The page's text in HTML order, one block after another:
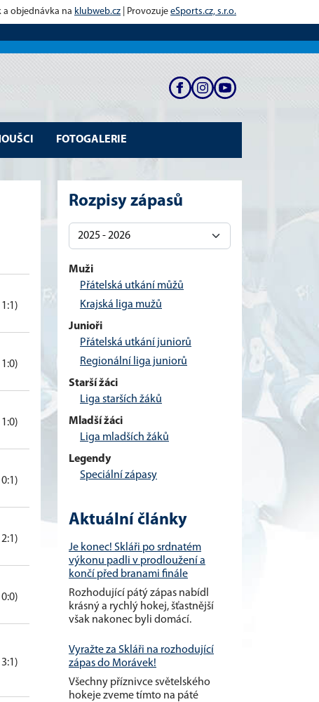
a objednávka na klubweb.cz | Provozuje eSports.cz, s.r.o.
FOTOGALERIE
Rozpisy zápasů
Muži
Přátelská utkání můžů
Krajská liga mužů
Junioři
Přátelská utkání juniorů
Regionální liga juniorů
Starší žáci
Liga starších žáků
Mladší žáci
Liga mladších žáků
Legendy
Speciální zápasy
Aktuální články
Je konec! Skláři po srdnatém
výkonu padli v prodloužení a
končí před branami finále
Rozhodující pátý zápas nabídl
krásný a rychlý hokej, šťastnější
však nakonec byli domácí.
Vyražte za Skláři na rozhodující
zápas do Morávek!
Všechny příznivce světelského
hokeje zveme tímto na páté